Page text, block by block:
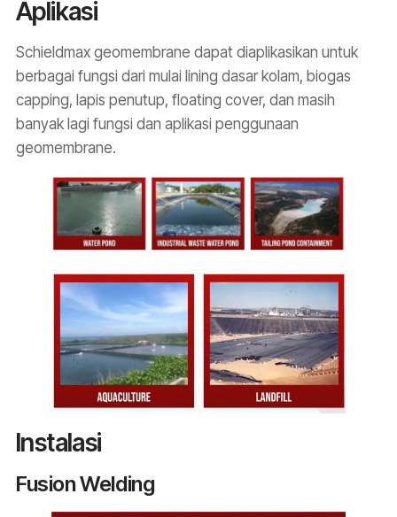
Aplikasi
Schieldmax geomembrane dapat diaplikasikan untuk
berbagai fungsi dari mulai lining dasar kolam, biogas
capping, lapis penutup, floating cover, dan masih
banyak lagi fungsi dan aplikasi penggunaan
geomembrane.
Instalasi
Fusion Welding